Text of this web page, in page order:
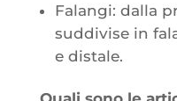
Falangi: dalla
suddivise in
e distale.